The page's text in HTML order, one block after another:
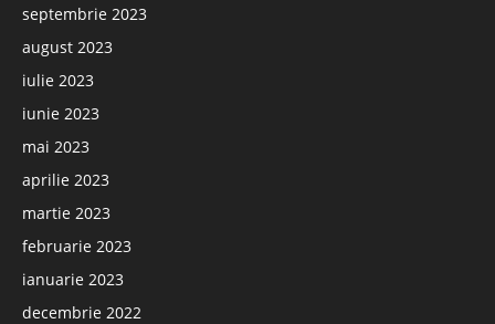
septembrie 2023
august 2023
iulie 2023
iunie 2023
mai 2023
aprilie 2023
martie 2023
februarie 2023
ianuarie 2023
decembrie 2022